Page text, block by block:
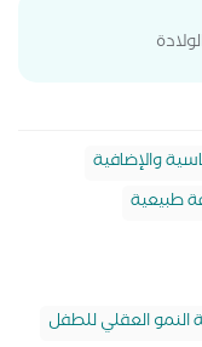
والإضافية
طبيعية
النمو العقلي للطفل